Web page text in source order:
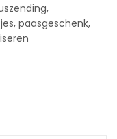
,
, paasgeschenk,